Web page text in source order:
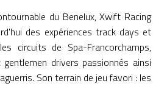
du Benelux, Xwift Racing
des expériences track days et
circuits de Spa-Francorchamps,
drivers passionnés ainsi
Son terrain de jeu favori : les